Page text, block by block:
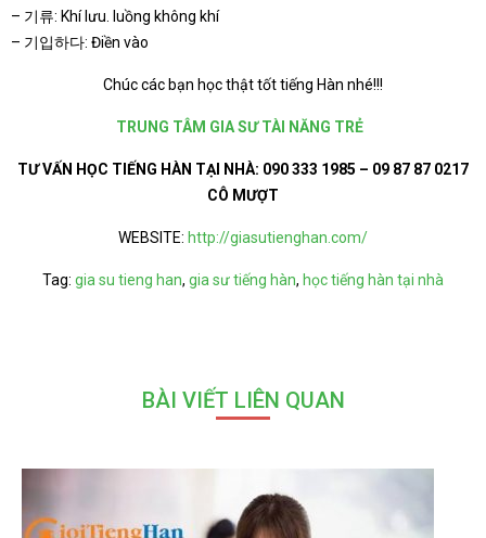
– 기류: Khí lưu. luồng không khí
– 기입하다: Điền vào
Chúc các bạn học thật tốt tiếng Hàn nhé!!!
TRUNG TÂM GIA SƯ TÀI NĂNG TRẺ
TƯ VẤN HỌC TIẾNG HÀN TẠI NHÀ: 090 333 1985 – 09 87 87 0217
CÔ MƯỢT
WEBSITE: http://giasutienghan.com/
Tag: gia su tieng han, gia sư tiếng hàn, học tiếng hàn tại nhà
BÀI VIẾT LIÊN QUAN